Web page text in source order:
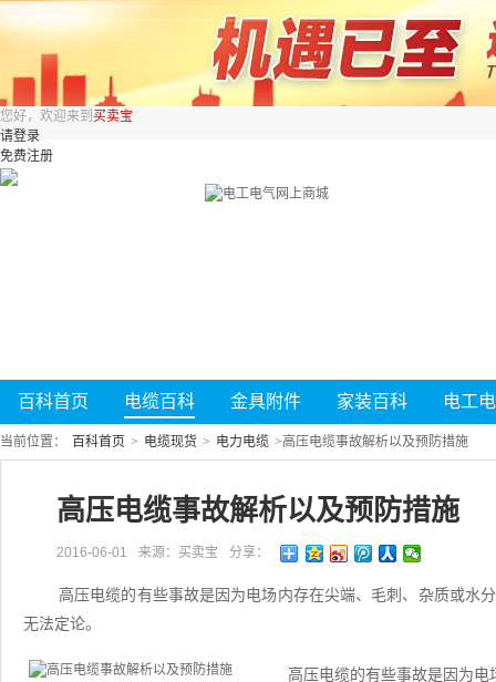
您好，欢迎来到 买卖宝
请登录
免费注册
百科首页 电缆百科 金具附件 家装百科 电工
当前位置： 百科首页 > 电缆现货 > 电力电缆 >高压电缆事故解析以及预防措施
高压电缆事故解析以及预防措施
2016-06-01 来源：买卖宝 分享：
高压电缆的有些事故是因为电场内存在尖端、毛刺、杂质或水
无法定论。
高压电缆的有些事故是因为